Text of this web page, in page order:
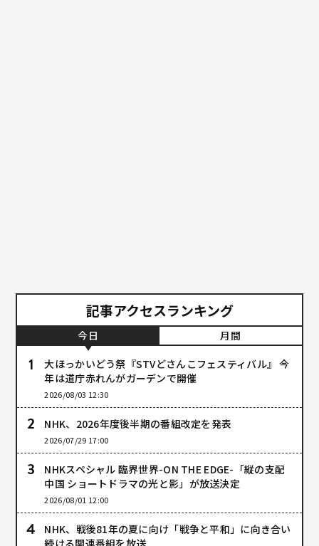
記事アクセスランキング
今日
月間
大ほっかいどう祭『STVどさんこフェスティバル』 今
年は道庁赤れんがガーデンで開催
2026/08/03 12:30
NHK、2026年度後半期の番組改定を発表
2026/07/29 17:00
NHKスペシャル 臨界世界-ON THE EDGE-「縦の支配
中国 ショートドラマの光と影」が放送決定
2026/08/01 12:00
NHK、戦後81年の夏に向け「戦争と平和」に向き合い